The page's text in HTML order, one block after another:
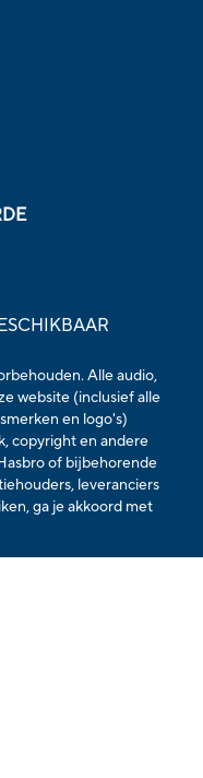
Alle audio,
website (inclusief alle
en logo's)
copyright en andere
of bijbehorende
leveranciers
ga je akkoord met